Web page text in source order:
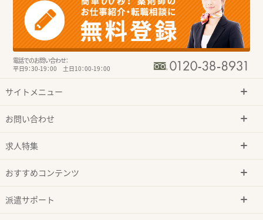
電話でのお問い合わせ：
平日9：30-19：00 土日10：00-19：00
サイトメニュー
お問い合わせ
求人特集
おすすめコンテンツ
派遣サポート